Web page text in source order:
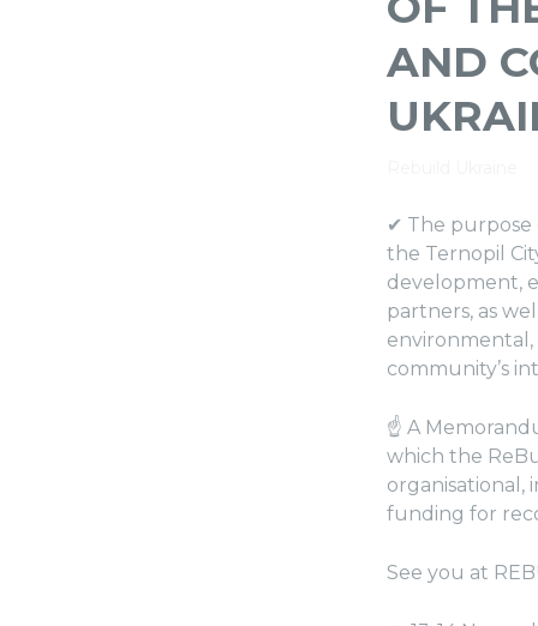
AND
✔ The purpose
the Ternopil
development,
partners, as
community’s
☝ A
which the
organisational,
funding for
See you at